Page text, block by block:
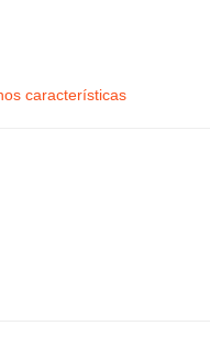
características